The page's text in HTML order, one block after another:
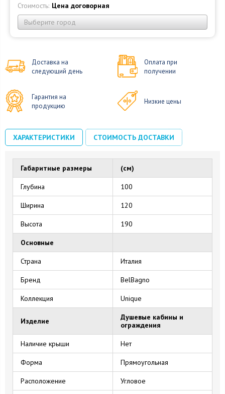
Стоимость: Цена договорная
Выберите город
Доставка на
следующий день
Оплата при
получении
Гарантия на
продукцию
Низкие цены
ХАРАКТЕРИСТИКИ СТОИМОСТЬ ДОСТАВКИ
Габаритные размеры (см)
Глубина 100
Ширина 120
Высота 190
Основные
Страна Италия
Бренд BelBagno
Коллекция Unique
Изделие
Душевые кабины и
ограждения
Наличие крыши Нет
Форма Прямоугольная
Расположение Угловое